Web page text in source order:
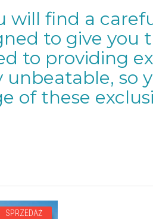
will find a
to give you
to providing
unbeatable, so
of these
SPRZEDAŻ